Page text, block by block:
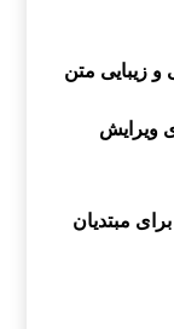
برای ویرایش
مبتدیان